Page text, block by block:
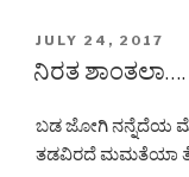
c
e
o
at
s
p
POSTED
ON
JULY 24, 2017
ನಿರತ ಶಾಂತಲಾ….
ಬಡ ಜೋಗಿ ನನ್ನೆದೆಯ
ತಡವಿರದೆ ಮಮತೆಯಾ